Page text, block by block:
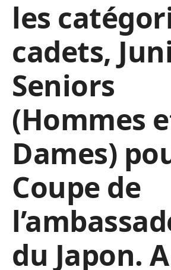
les
cadets,
Seniors
(Hommes
Dames)
Coupe de
du Japon.